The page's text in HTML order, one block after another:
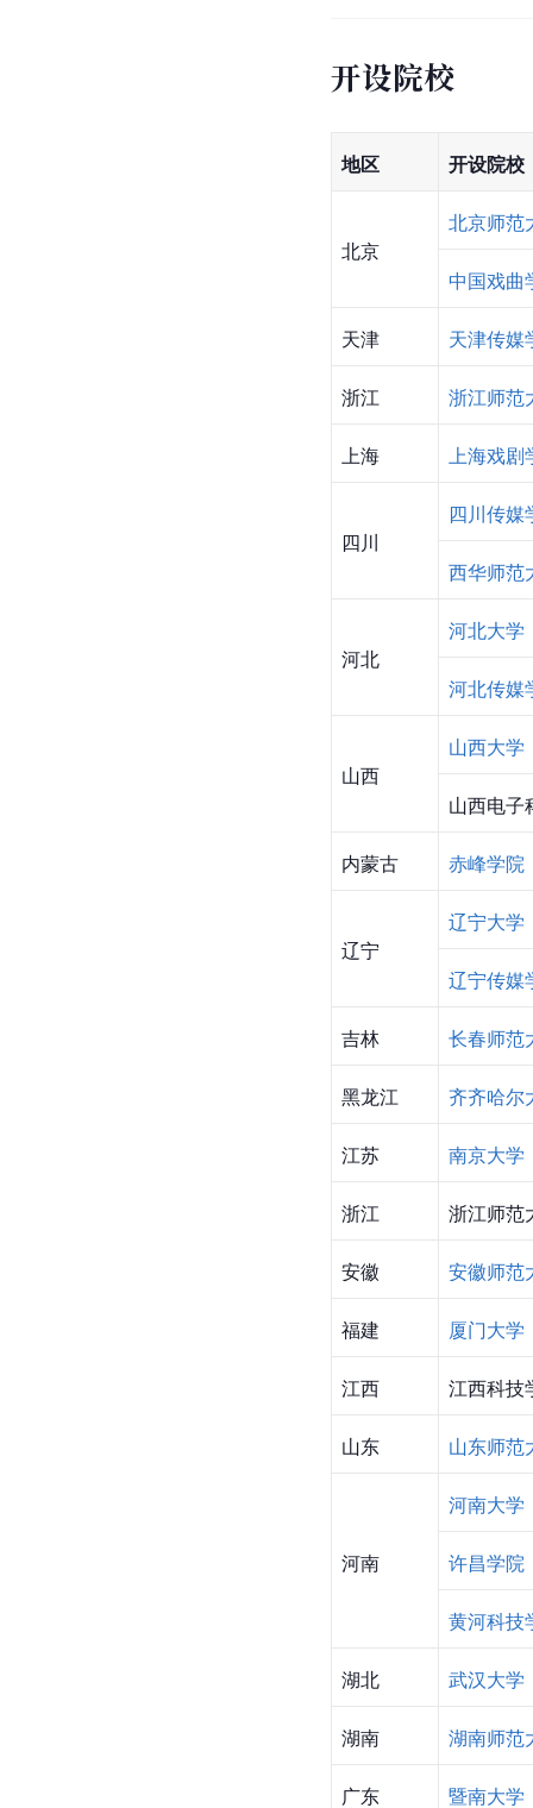
开设院校
地区 开设院校
北京
北京师范
中国戏曲
天津 天津传媒
浙江 浙江师范
上海 上海戏剧
四川
四川传媒
西华师范
河北
河北大学
河北传媒
山西
山西大学
山西电子
内蒙古 赤峰学院
辽宁
辽宁大学
辽宁传媒
吉林 长春师范
黑龙江 齐齐哈尔
江苏 南京大学
浙江 浙江师范
安徽 安徽师范
福建 厦门大学
江西 江西科技
山东 山东师范
河南
河南大学
许昌学院
黄河科技
湖北 武汉大学
湖南 湖南师范
广东 暨南大学